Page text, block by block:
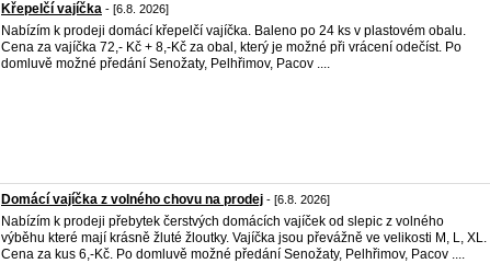
Křepelčí vajíčka - [6.8. 2026]
Nabízím k prodeji domácí křepelčí vajíčka. Baleno po 24 ks v plastovém obalu.
Cena za vajíčka 72,- Kč + 8,-Kč za obal, který je možné při vrácení odečíst. Po
domluvě možné předání Senožaty, Pelhřimov, Pacov ....
Domácí vajíčka z volného chovu na prodej - [6.8. 2026]
Nabízím k prodeji přebytek čerstvých domácích vajíček od slepic z volného
výběhu které mají krásně žluté žloutky. Vajíčka jsou převážně ve velikosti M, L, XL.
Cena za kus 6,-Kč. Po domluvě možné předání Senožaty, Pelhřimov, Pacov ....